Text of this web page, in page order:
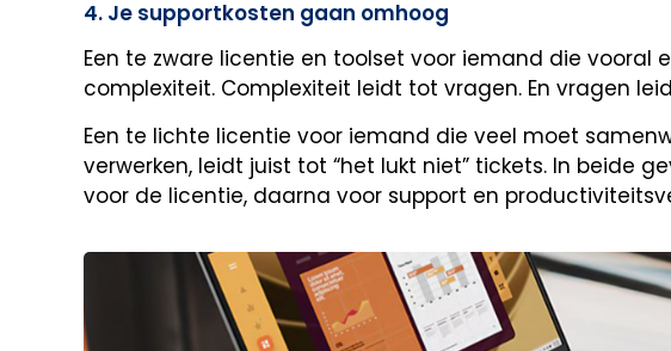
4. Je supportkosten gaan omhoog
Een te zware licentie en toolset voor iemand die vooral
complexiteit. Complexiteit leidt tot vragen. En vragen
Een te lichte licentie voor iemand die veel moet
verwerken, leidt juist tot “het lukt niet” tickets. In beide
voor de licentie, daarna voor support en